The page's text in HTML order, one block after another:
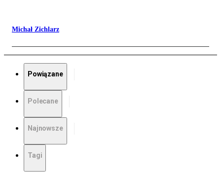
Michał Zichlarz
Powiązane
Polecane
Najnowsze
Tagi